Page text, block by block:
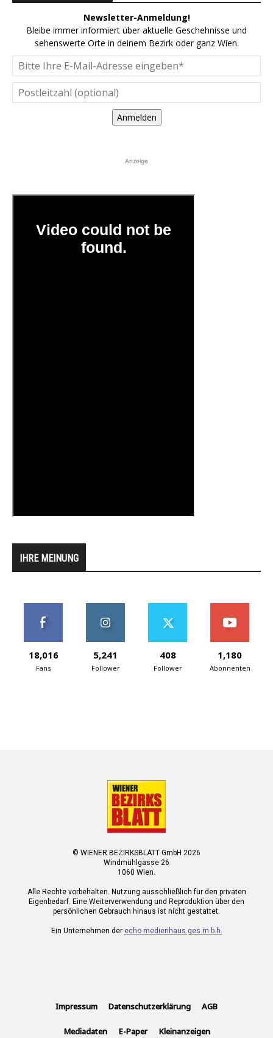
Newsletter-Anmeldung!
Bleibe immer informiert über aktuelle Geschehnisse und
sehenswerte Orte in deinem Bezirk oder ganz Wien.
Anmelden
Anzeige
IHRE MEINUNG
18,016
Fans
5,241
Follower
408
Follower
1,180
Abonnenten
© WIENER BEZIRKSBLATT GmbH 2026
Windmühlgasse 26
1060 Wien.
Alle Rechte vorbehalten. Nutzung ausschließlich für den privaten
Eigenbedarf. Eine Weiterverwendung und Reproduktion über den
persönlichen Gebrauch hinaus ist nicht gestattet.
Ein Unternehmen der echo medienhaus ges.m.b.h.
Impressum Datenschutzerklärung AGB
Mediadaten E-Paper Kleinanzeigen